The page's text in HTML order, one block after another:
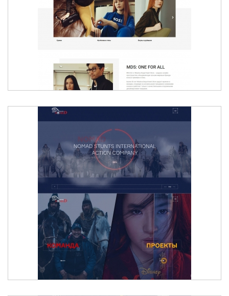
RKH.KZ ОТ MOSKVA DEPARTMENT STORE
NOMAD STUNTS - МЕЖДУНАРОДНАЯ ГРУППА
ПРОФЕССИОНАЛЬНЫХ КАСКАДЕРОВ